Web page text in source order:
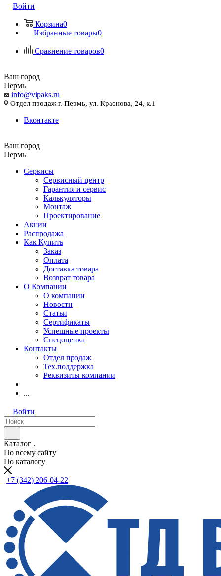
Войти
Корзина0
Избранные товары0
Сравнение товаров0
Ваш город
Пермь
info@vipaks.ru
Отдел продаж г. Пермь, ул. Краснова, 24, к.1
Вконтакте
Ваш город
Пермь
Сервисы
Сервисный центр
Гарантия и сервис
Калькуляторы
Монтаж
Проектирование
Акции
Распродажа
Как Купить
Заказ
Оплата
Доставка товара
Возврат товара
О Компании
О компании
Новости
Статьи
Сертификаты
Успешные проекты
Спецоценка
Контакты
Отдел продаж
Тех.поддержка
Реквизиты компании
...
Войти
Каталог
По всему сайту
По каталогу
+7 (342) 206-04-22